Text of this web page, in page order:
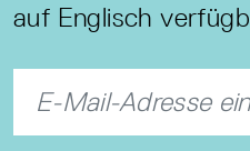
auf Englisch